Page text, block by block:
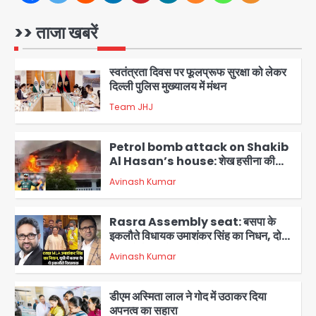
>> ताजा खबरें
1
2
स्वतंत्रता दिवस पर फूलप्रूफ सुरक्षा को लेकर
दिल्ली पुलिस मुख्यालय में मंथन
Team JHJ
3
Petrol bomb attack on Shakib
Al Hasan’s house: शेख हसीना की
वर्चुअल प्रेस कॉन्फ्रेंस में जुड़ने पर भड़का
गुस्सा, शाकिब अल हसन के मगुरा स्थित घर पर
पेट्रोल बम से हमला
Avinash Kumar
4
Rasra Assembly seat: बसपा के
इकलौते विधायक उमाशंकर सिंह का निधन, दो
साल से कैंसर से जूझ रहे थे
Avinash Kumar
डीएम अस्मिता लाल ने गोद में उठाकर दिया
अपनत्व का सहारा